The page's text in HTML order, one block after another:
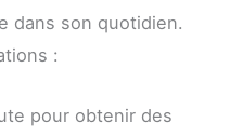
dans son quotidien.
:
pour obtenir des